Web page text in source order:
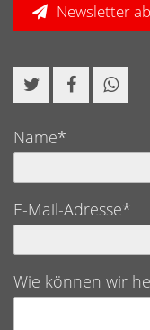
Newsletter
Name*
E-Mail-Adresse*
Wie können wir